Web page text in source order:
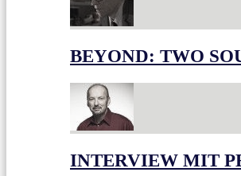
BEYOND: TWO
INTERVIEW MIT